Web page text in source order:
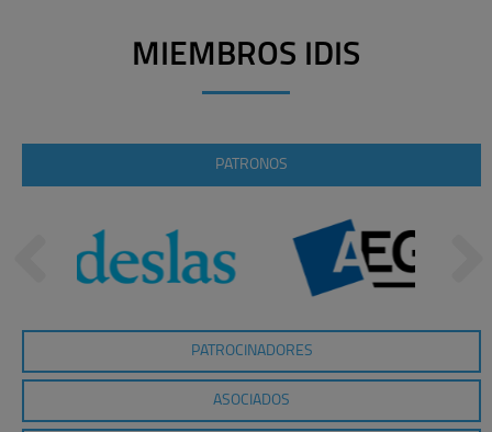
MIEMBROS IDIS
PATRONOS
PATROCINADORES
ASOCIADOS